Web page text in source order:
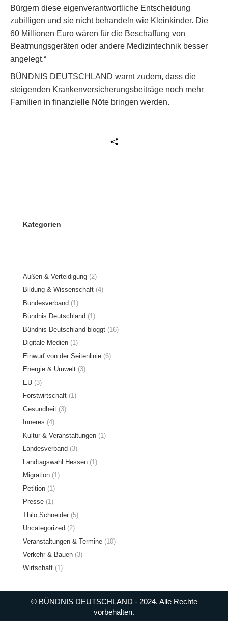
Bürgern diese eigenverantwortliche Entscheidung
zubilligen und sie nicht behandeln wie Kleinkinder. Die
60 Millionen Euro wären für die Beschaffung von
Beatmungsgeräten oder andere Medizintechnik besser
angelegt.“
BÜNDNIS DEUTSCHLAND warnt zudem, dass die
steigenden Krankenversicherungsbeiträge noch mehr
Familien in finanzielle Nöte bringen werden.
Kategorien
Außen & Verteidigung (2)
Bildung & Wissenschaft (4)
Bundesverband (1)
Bündnis Deutschland (1)
Bündnis Deutschland bloggt (16)
Digitale Medien (1)
Einwurf von der Seitenlinie (6)
Energie & Umwelt (3)
EU (3)
Forstwirtschaft (1)
Gesundheit (3)
Inneres (4)
Kultur & Veranstaltungen (1)
Landesverband (3)
Landtagswahl Hessen (1)
Migration (1)
Petition (1)
Presse (1)
Thilo Schneider (5)
Uncategorized (2)
Veranstaltungen & Termine (10)
Verkehr & Bauen (3)
Wirtschaft (1)
© BÜNDNIS DEUTSCHLAND - 2024. Alle Rechte
vorbehalten.